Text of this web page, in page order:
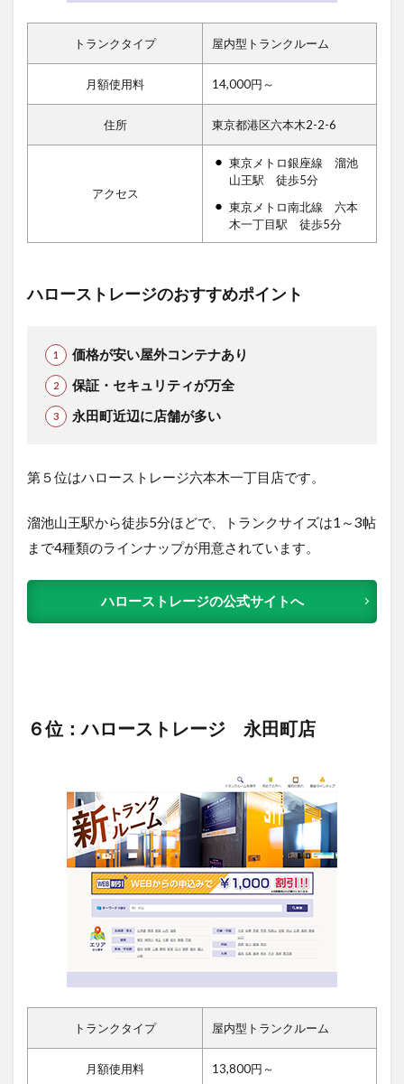
トランクタイプ 屋内型トランクルーム
月額使用料 14,000円～
住所 東京都港区六本木2-2-6
アクセス
東京メトロ銀座線 溜池
山王駅 徒歩5分
東京メトロ南北線 六本
木一丁目駅 徒歩5分
ハローストレージのおすすめポイント
価格が安い屋外コンテナあり
保証・セキュリティが万全
永田町近辺に店舗が多い
第５位はハローストレージ六本木一丁目店です。
溜池山王駅から徒歩5分ほどで、トランクサイズは1～3帖
まで4種類のラインナップが用意されています。
ハローストレージの公式サイトへ
６位：ハローストレージ 永田町店
トランクタイプ 屋内型トランクルーム
月額使用料 13,800円～